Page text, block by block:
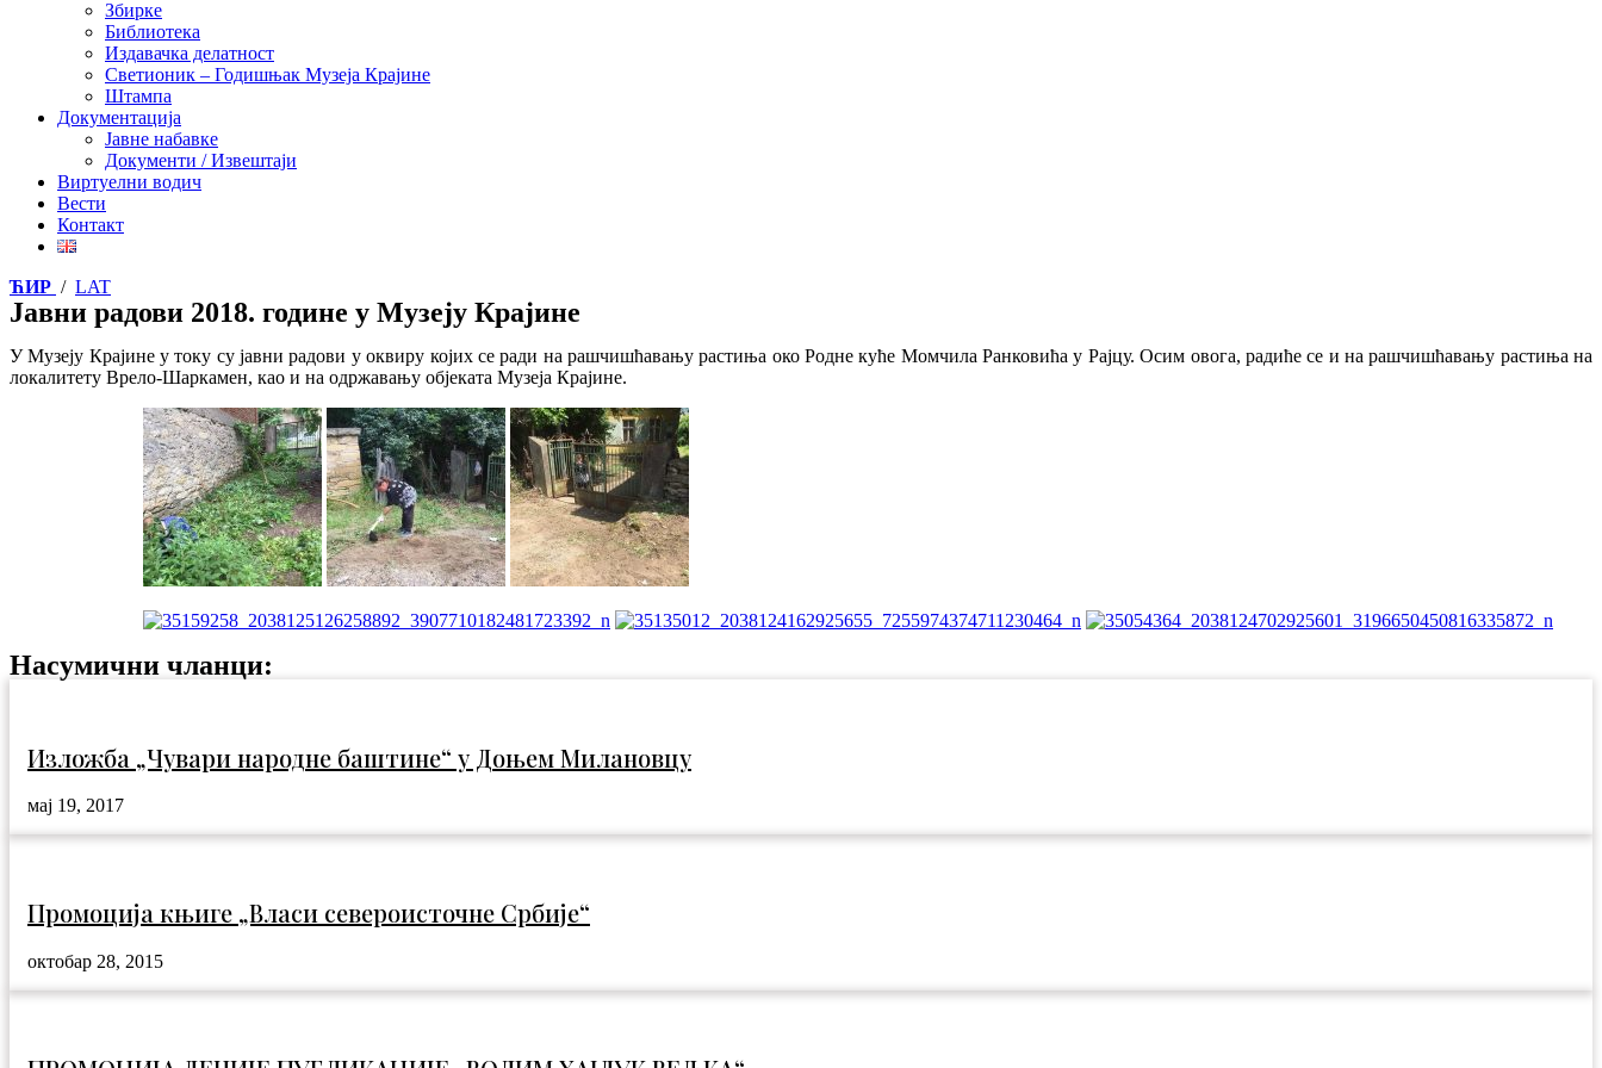
Збирке
Библиотека
Издавачка делатност
Светионик – Годишњак Музеја Крајине
Штампа
Документација
Јавне набавке
Документи / Извештаји
Виртуелни водич
Вести
Контакт
ЋИР / LAT
Јавни радови 2018. године у Музеју Крајине
У Музеју Крајине у току су јавни радови у оквиру којих се ради на рашчишћавању растиња око Родне куће Момчила Ранковића у Рајцу. Осим овога, радиће се и на рашчишћавању растиња на
локалитету Врело-Шаркамен, као и на одржавању објеката Музеја Крајине.
Насумични чланци:
Изложба „Чувари народне баштине“ у Доњем Милановцу
мај 19, 2017
Промоција књиге „Власи североисточне Србије“
октобар 28, 2015